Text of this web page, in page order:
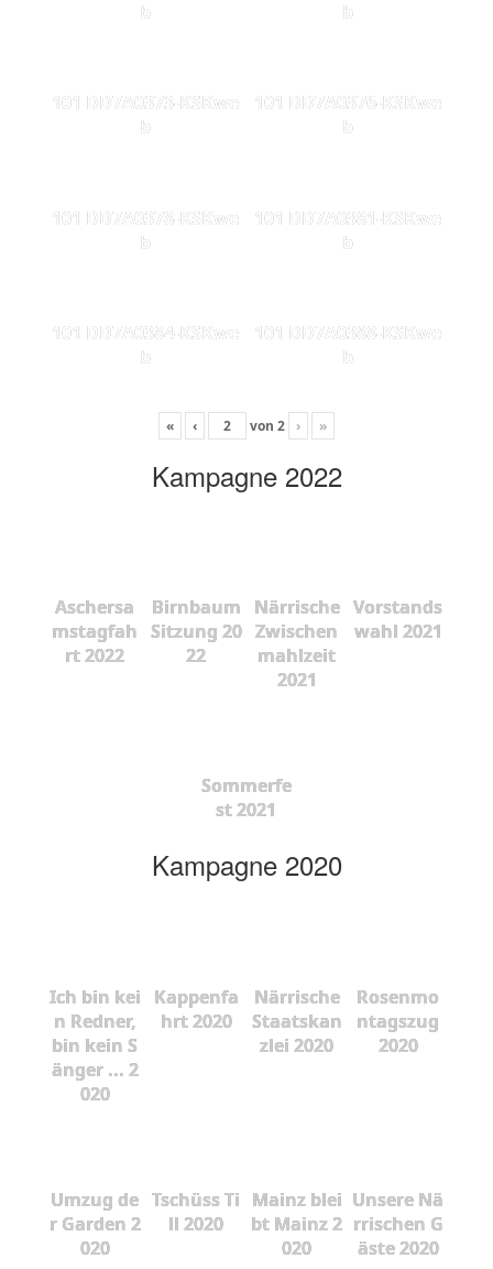
b b
101 DD7A0373-KSKwe
b
101 DD7A0376-KSKwe
b
101 DD7A0378-KSKwe
b
101 DD7A0381-KSKwe
b
101 DD7A0384-KSKwe
b
101 DD7A0388-KSKwe
b
« ‹ von 2 › »
Kampagne 2022
Aschersa
mstagfah
rt 2022
Birnbaum
Sitzung 20
22
Närrische
Zwischen
mahlzeit
2021
Vorstands
wahl 2021
Sommerfe
st 2021
Kampagne 2020
Ich bin kei
n Redner,
bin kein S
änger ... 2
020
Kappenfa
hrt 2020
Närrische
Staatskan
zlei 2020
Rosenmo
ntagszug
2020
Umzug de
r Garden 2
020
Tschüss Ti
ll 2020
Mainz blei
bt Mainz 2
020
Unsere Nä
rrischen G
äste 2020